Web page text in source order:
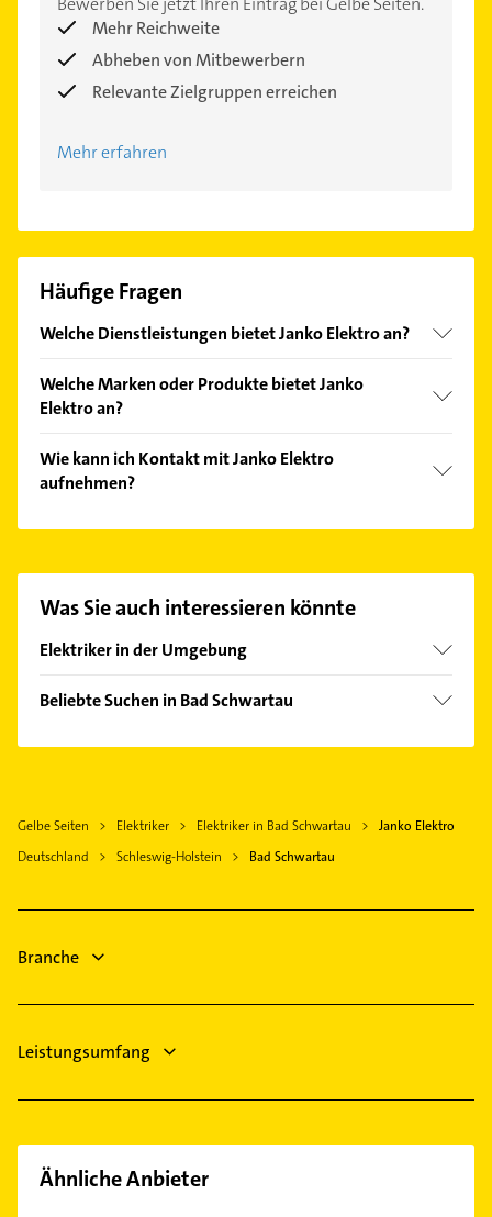
Mehr Reichweite
Abheben von Mitbewerbern
Relevante Zielgruppen erreichen
Mehr erfahren
Häufige Fragen
Welche Dienstleistungen bietet Janko Elektro an?
Elektrikerarbeiten, Elektrogeräteinstallation,
Kabelverlegung, elektrische Installationen und 24-
Welche Marken oder Produkte bietet Janko
Elektro an?
Beleuchtung, Brandschutz, Erdungs- und
Blitzschutzanlagen und Heizungen.
Wie kann ich Kontakt mit Janko Elektro
aufnehmen?
finden Sie alleKontaktdaten.
Was Sie auch interessieren könnte
Elektriker in der Umgebung
Stockelsdorf
Lübeck
Bad Oldesloe
Bad Segeberg
Beliebte Suchen in Bad Schwartau
Immobilien
Immobilienmakler
Fensterbauer
Gelbe Seiten Elektriker Elektriker in Bad Schwartau
Janko Elektro
Deutschland
Schleswig-Holstein Bad Schwartau
Branche
Leistungsumfang
Ähnliche Anbieter